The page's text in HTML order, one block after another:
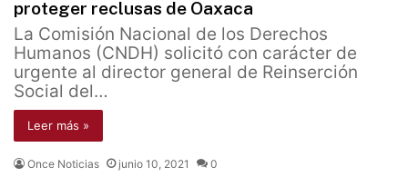
proteger reclusas de Oaxaca
La Comisión Nacional de los Derechos
Humanos (CNDH) solicitó con carácter de
urgente al director general de Reinserción
Social del…
Leer más »
Once Noticias junio 10, 2021 0